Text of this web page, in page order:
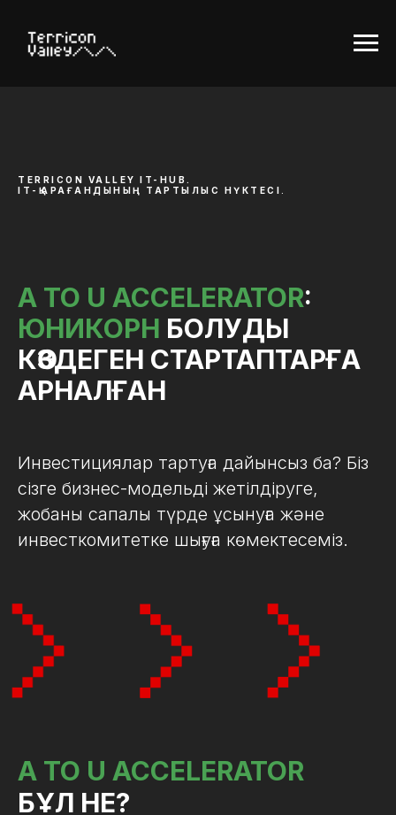
TERRICON VALLEY IT-HUB.
ІТ-ҚАРАҒАНДЫНЫҢ ТАРТЫЛЫС НҮКТЕСІ
A TO U ACCELERATOR:
ЮНИКОРН БОЛУДЫ
КӨЗДЕГЕН СТАРТАПТАРҒА
АРНАЛҒАН
Инвестициялар тартуға дайынсыз ба? Біз
сізге бизнес-модельді жетілдіруге,
жобаны сапалы түрде ұсынуға және
инвесткомитетке шығуға көмектесеміз.
A TO U ACCELERATOR
БҰЛ НЕ?